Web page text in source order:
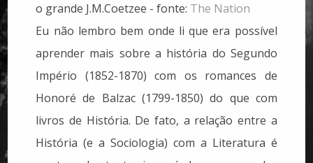
o grande J.M.Coetzee - fonte: The Nation
Eu não lembro bem onde li que era possível
aprender mais sobre a história do Segundo
Império (1852-1870) com os romances de
Honoré de Balzac (1799-1850) do que com
livros de História. De fato, a relação entre a
História (e a Sociologia) com a Literatura é